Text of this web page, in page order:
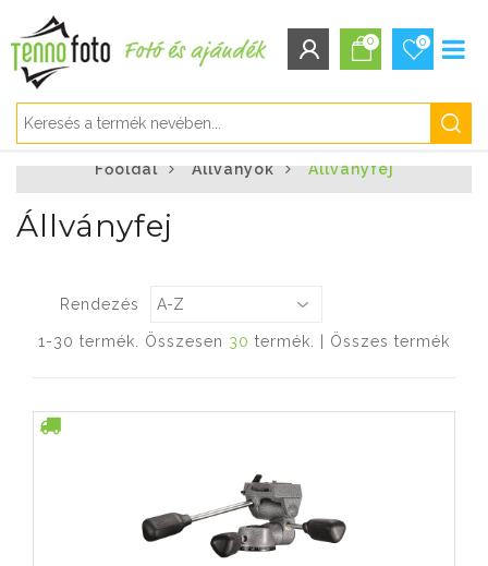
Bejelentkezés
Elfelejtett jelszó
0 0
Főoldal Állványok Állványfej
Állványfej
Rendezés
1-30 termék. Összesen 30 termék. | Összes termék